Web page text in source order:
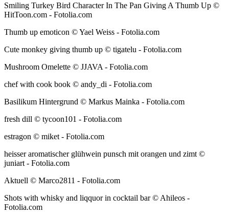
Smiling Turkey Bird Character In The Pan Giving A Thumb Up ©
HitToon.com - Fotolia.com
Thumb up emoticon © Yael Weiss - Fotolia.com
Cute monkey giving thumb up © tigatelu - Fotolia.com
Mushroom Omelette © JJAVA - Fotolia.com
chef with cook book © andy_di - Fotolia.com
Basilikum Hintergrund © Markus Mainka - Fotolia.com
fresh dill © tycoon101 - Fotolia.com
estragon © miket - Fotolia.com
heisser aromatischer glühwein punsch mit orangen und zimt ©
juniart - Fotolia.com
Aktuell © Marco2811 - Fotolia.com
Shots with whisky and liqquor in cocktail bar © Ahileos -
Fotolia.com